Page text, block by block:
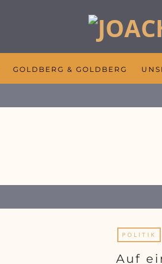
GOLDBERG & GOLDBERG
POLITIK
Auf